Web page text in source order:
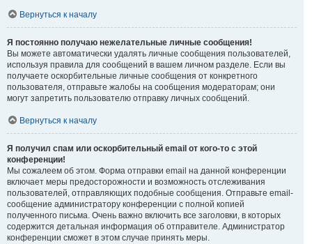
Вернуться к началу
Я постоянно получаю нежелательные личные сообщения!
Вы можете автоматически удалять личные сообщения пользователей,
используя правила для сообщений в вашем личном разделе. Если вы
получаете оскорбительные личные сообщения от конкретного
пользователя, отправьте жалобы на сообщения модераторам; они
могут запретить пользователю отправку личных сообщений.
Вернуться к началу
Я получил спам или оскорбительный email от кого-то с этой
конференции!
Мы сожалеем об этом. Форма отправки email на данной конференции
включает меры предосторожности и возможность отслеживания
пользователей, отправляющих подобные сообщения. Отправьте email-
сообщение администратору конференции с полной копией
полученного письма. Очень важно включить все заголовки, в которых
содержится детальная информация об отправителе. Администратор
конференции сможет в этом случае принять меры.